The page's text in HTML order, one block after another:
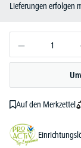
Lieferungen erfolgen
Auf den Merkzettel